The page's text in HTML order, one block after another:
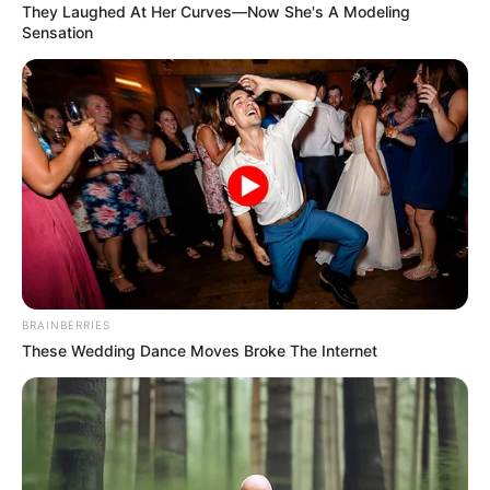
Lea además: En el Bajo Cauca antioqueño fue
asesinado un líder indígena
En la última semana
dos indígenas han sido asesinados
en el departamento de Antioquia.El caso más reciente
ocurrió en Cáceres, dondeLuis Enrique de la Cruz Suárez
de la guardia Indígena del pueblo Senú, fue atacado por
desconocidos en una vía de este municipio del Bajo
Cauca.
Restricción a la movilidad
En sus territorios, los indígenas en Antioquia
deben salir
e ingresar a determinadas horas,
para evitar ser
They Laughed At Her Curves—Now She's A Modeling
Sensation
BRAINBERRIES
These Wedding Dance Moves Broke The Internet